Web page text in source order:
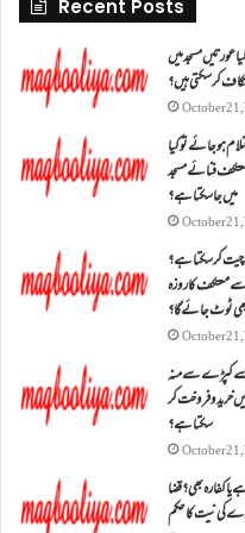
Recent Posts
مسجد میں
کر سکتی ہیں؟
October
ہو جائے تو کیا
فنائے مسجد
میں جا سکتا ہے؟
October
کر سکتا ہے؟
معتکف کا روزہ
ٹوٹ جائے گا؟
October
اسے کپڑے سے منہ
خرید و فروخت کر
سکتا ہے؟
October
کفارہ بھی؟ قضا
کی نیت کا حکم